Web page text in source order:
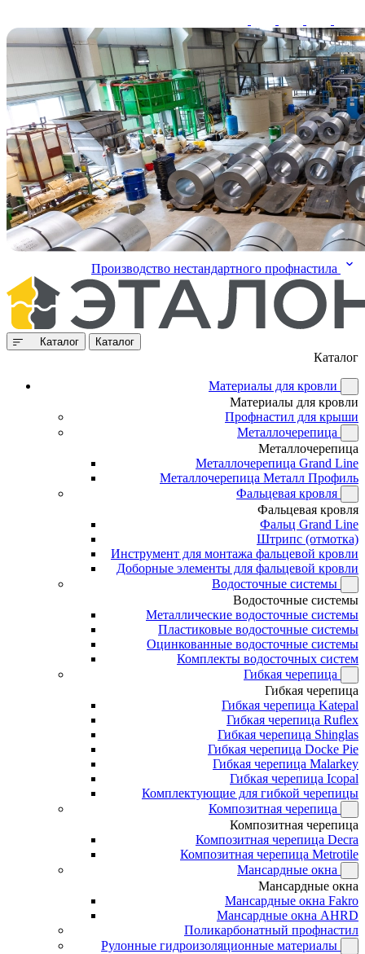
Производство нестандартного профнастила
Каталог Каталог
Каталог
Материалы для кровли
Материалы для кровли
Профнастил для крыши
Металлочерепица
Металлочерепица
Металлочерепица Grand Line
Металлочерепица Металл Профиль
Фальцевая кровля
Фальцевая кровля
Фальц Grand Line
Штрипс (отмотка)
Инструмент для монтажа фальцевой кровли
Доборные элементы для фальцевой кровли
Водосточные системы
Водосточные системы
Металлические водосточные системы
Пластиковые водосточные системы
Оцинкованные водосточные системы
Комплекты водосточных систем
Гибкая черепица
Гибкая черепица
Гибкая черепица Katepal
Гибкая черепица Ruflex
Гибкая черепица Shinglas
Гибкая черепица Docke Pie
Гибкая черепица Malarkey
Гибкая черепица Icopal
Комплектующие для гибкой черепицы
Композитная черепица
Композитная черепица
Композитная черепица Decra
Композитная черепица Metrotile
Мансардные окна
Мансардные окна
Мансардные окна Fakro
Мансардные окна AHRD
Поликарбонатный профнастил
Рулонные гидроизоляционные материалы